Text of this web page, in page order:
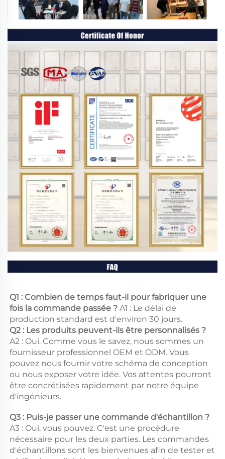
Q1 : Combien de temps faut-il pour fabriquer une
fois la commande passée ? A1 : Le délai de
production standard est d'environ 30 jours.
A2 : Oui. Comme vous le savez, nous sommes un
fournisseur professionnel OEM et ODM. Vous
pouvez nous fournir votre schéma de conception
ou nous exposer votre idée. Vos attentes pourront
être concrétisées rapidement par notre équipe
d'ingénieurs.
A3 : Oui, vous pouvez. C'est une procédure
nécessaire pour les deux parties. Les commandes
d'échantillons sont les bienvenues afin de tester et